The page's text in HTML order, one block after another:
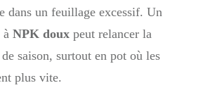
dans un feuillage excessif. Un
à NPK doux peut relancer la
saison, surtout en pot où les
plus vite.